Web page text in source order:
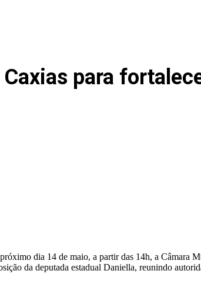
para
dia 14 de maio, a partir das 14h, a Câmara
da deputada estadual Daniella, reunindo